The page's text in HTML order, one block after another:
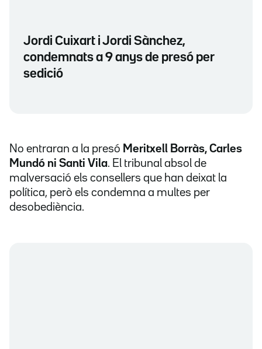
Jordi Cuixart i Jordi Sànchez,
condemnats a 9 anys de presó per
sedició
No entraran a la presó Meritxell Borràs, Carles
Mundó ni Santi Vila. El tribunal absol de
malversació els consellers que han deixat la
política, però els condemna a multes per
desobediència.